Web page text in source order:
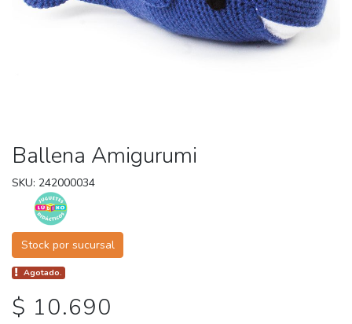
Ballena Amigurumi
SKU: 242000034
Stock por sucursal
Agotado.
$ 10.690